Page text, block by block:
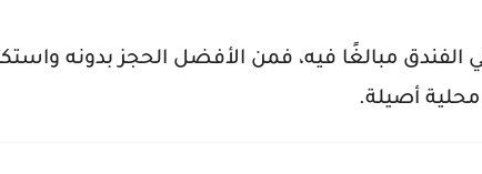
الفندق مبالغًا فيه، فمن الأفضل الحجز بدونه
محلية أصيلة.